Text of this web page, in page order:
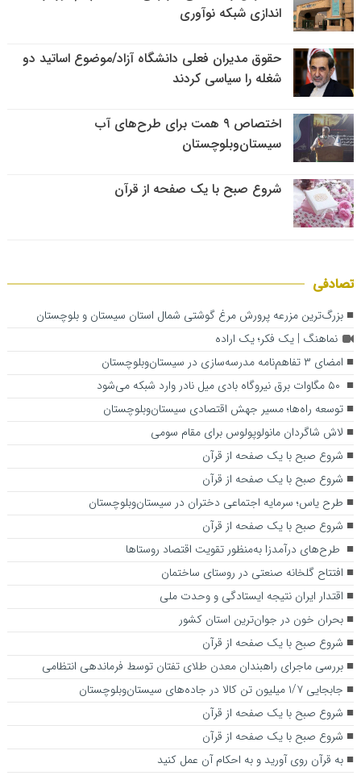
اندازی شبکه نوآوری
حقوق مدیران فعلی دانشگاه آزاد/موضوع اساتید دو
شغله را سیاسی کردند
اختصاص ۹ همت برای طرح‌های آب
سیستان‌وبلوچستان
شروع صبح با یک صفحه از قرآن
تصادفی
بزرگ‌ترین مزرعه پرورش مرغ گوشتی شمال استان سیستان و بلوچستان
نماهنگ | یک فکر؛ یک اراده
امضای ۳ تفاهم‌نامه مدرسه‌سازی در سیستان‌وبلوچستان
توسعه راه‌ها؛ مسیر جهش اقتصادی سیستان‌وبلوچستان
لاش شاگردان مانولوپولوس برای مقام سومی
شروع صبح با یک صفحه از قرآن
شروع صبح با یک صفحه از قرآن
طرح یاس؛ سرمایه اجتماعی دختران در سیستان‌وبلوچستان
شروع صبح با یک صفحه از قرآن
طرح‌های درآمدزا به‌منظور تقویت اقتصاد روستاها
افتتاح گلخانه صنعتی در روستای ساختمان
اقتدار ایران نتیجه ایستادگی و وحدت ملی
بحران خون در جوان‌ترین استان کشور
شروع صبح با یک صفحه از قرآن
بررسی ماجرای راهبندان معدن طلای تفتان توسط فرماندهی انتظامی
جابجایی ۱/۷ میلیون تن کالا در جاده‌های سیستان‌وبلوچستان
شروع صبح با یک صفحه از قرآن
شروع صبح با یک صفحه از قرآن
به قرآن روی آورید و به احکام آن عمل کنید